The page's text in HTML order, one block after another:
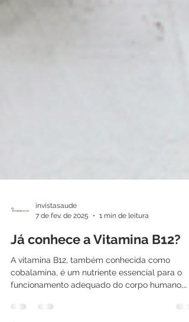
invistasaude
7 de fev. de 2025
1 min de leitura
Já conhece a Vitamina B12?
A vitamina B12, também conhecida como